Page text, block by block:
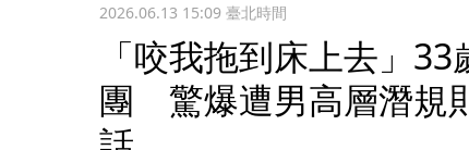
2026.06.13 15:09臺北時間
「咬我拖到床上去」
團 驚爆遭男高層潛規